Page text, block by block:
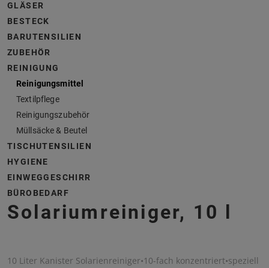
GLÄSER
BESTECK
BARUTENSILIEN
ZUBEHÖR
REINIGUNG
Reinigungsmittel
Textilpflege
Reinigungszubehör
Müllsäcke & Beutel
TISCHUTENSILIEN
HYGIENE
EINWEGGESCHIRR
BÜROBEDARF
Solariumreiniger, 10 l
10 Liter Kanister Solarienreiniger•10-fach konzentriert•speziell